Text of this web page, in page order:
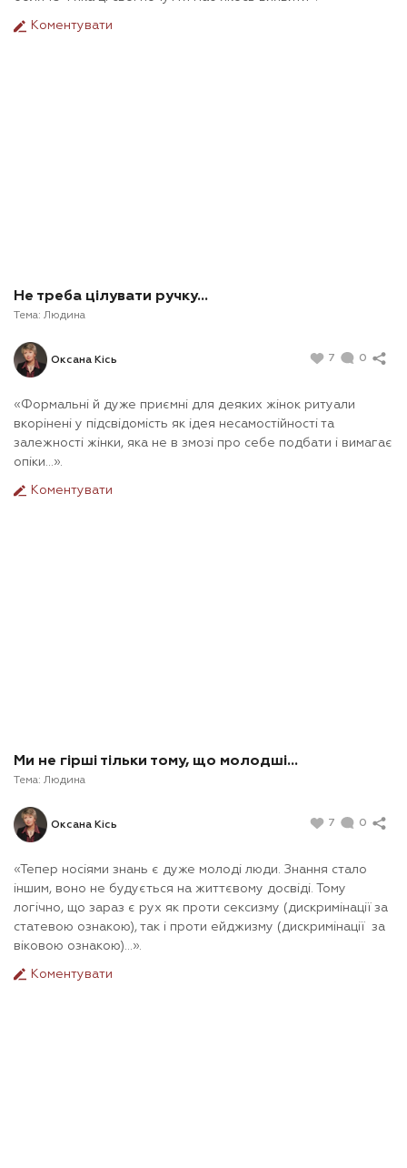
Коментувати
Не треба цілувати ручку...
Тема: Людина
Оксана Кісь 7 0
«Формальні й дуже приємні для деяких жінок ритуали
вкорінені у підсвідомість як ідея несамостійності та
залежності жінки, яка не в змозі про себе подбати і вимагає
опіки…».
Коментувати
Ми не гірші тільки тому, що молодші…
Тема: Людина
Оксана Кісь 7 0
«Тепер носіями знань є дуже молоді люди. Знання стало
іншим, воно не будується на життєвому досвіді. Тому
логічно, що зараз є рух як проти сексизму (дискримінації за
статевою ознакою), так і проти ейджизму (дискримінації за
віковою ознакою)…».
Коментувати